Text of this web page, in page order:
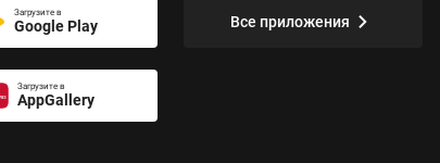
Загрузите в
Google Play
Загрузите в
AppGallery
Все приложения